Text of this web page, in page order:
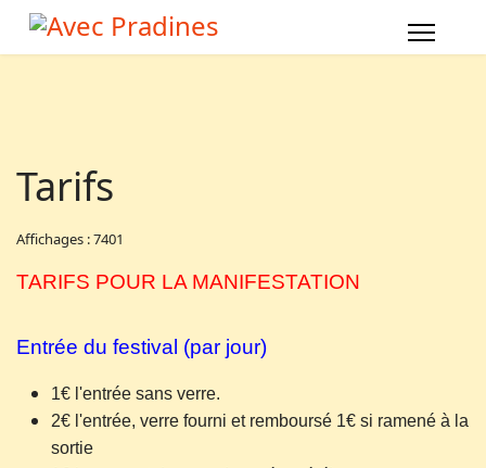
Tarifs
Affichages : 7401
TARIFS POUR LA MANIFESTATION
Entrée du festival (par jour)
1€ l'entrée sans verre.
2€ l'entrée, verre fourni et remboursé 1€ si ramené à la
sortie